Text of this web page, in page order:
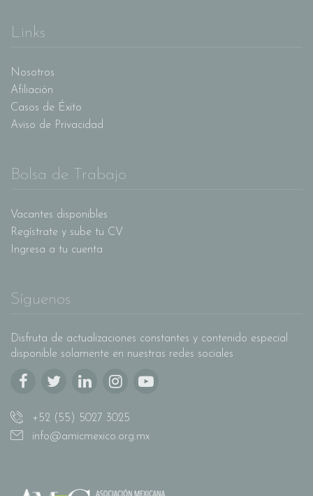
Links
Nosotros
Afiliación
Casos de Éxito
Aviso de Privacidad
Bolsa de Trabajo
Vacantes disponibles
Regístrate y sube tu CV
Ingresa a tu cuenta
Síguenos
Disfruta de actualizaciones constantes y contenido especial
disponible solamente en nuestras redes sociales
+52 (55) 5027 3025
info@amicmexico.org.mx